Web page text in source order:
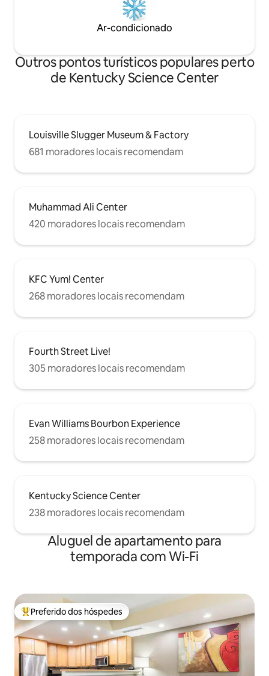
Ar-condicionado
Outros pontos turísticos populares perto
de Kentucky Science Center
Louisville Slugger Museum & Factory
681 moradores locais recomendam
Muhammad Ali Center
420 moradores locais recomendam
KFC Yum! Center
268 moradores locais recomendam
Fourth Street Live!
305 moradores locais recomendam
Evan Williams Bourbon Experience
258 moradores locais recomendam
Kentucky Science Center
238 moradores locais recomendam
Aluguel de apartamento para
temporada com Wi-Fi
Entre os melhores preferidos dos hóspedes
Preferido dos hóspedes